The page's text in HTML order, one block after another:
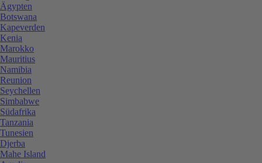
Ägypten
Botswana
Kapeverden
Kenia
Marokko
Mauritius
Namibia
Reunion
Seychellen
Simbabwe
Südafrika
Tanzania
Tunesien
Djerba
Mahe Island